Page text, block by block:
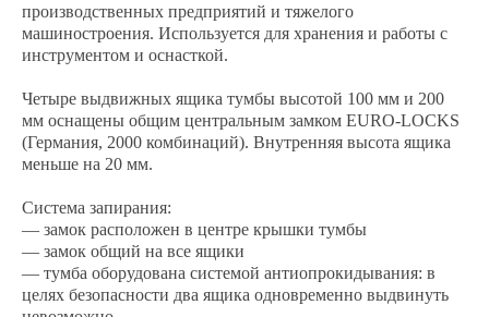
производственных предприятий и тяжелого
машиностроения. Используется для хранения и работы с
инструментом и оснасткой.
Четыре выдвижных ящика тумбы высотой 100 мм и 200
мм оснащены общим центральным замком EURO-LOCKS
(Германия, 2000 комбинаций). Внутренняя высота ящика
меньше на 20 мм.
Система запирания:
— замок расположен в центре крышки тумбы
— замок общий на все ящики
— тумба оборудована системой антиопрокидывания: в
целях безопасности два ящика одновременно выдвинуть